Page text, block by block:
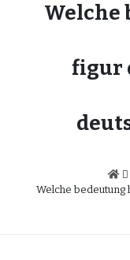
Welche
figur
Welche bedeutung